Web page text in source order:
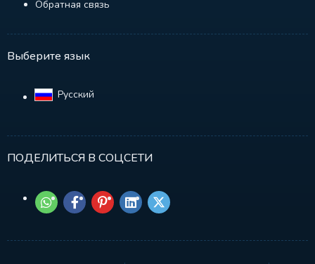
Обратная связь
Выберите язык
Русский‎
ПОДЕЛИТЬСЯ В СОЦСЕТИ